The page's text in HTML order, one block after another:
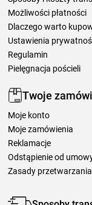
Możliwości płatności
Dlaczego warto
Ustawienia
Regulamin
Pielęgnacja pościeli
Twoje
Moje konto
Moje zamówienia
Reklamacje
Odstąpienie od
Zasady